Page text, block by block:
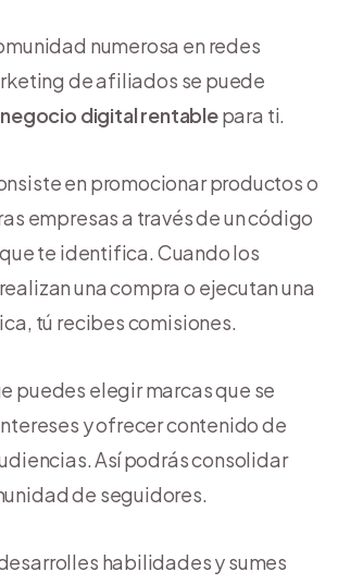
numerosa en redes
de afiliados se puede
negocio digital rentablepara ti.
en promocionar productos o
empresas a través de un código
te identifica. Cuando los
una compra o ejecutan una
tú recibes comisiones.
puedes elegir marcas que se
y ofrecer contenido de
Así podrás consolidar
de seguidores.
habilidades y sumes